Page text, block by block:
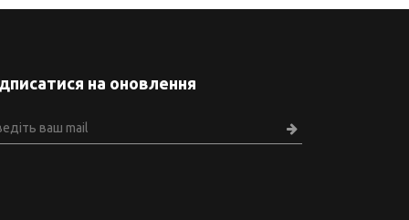
на оновлення